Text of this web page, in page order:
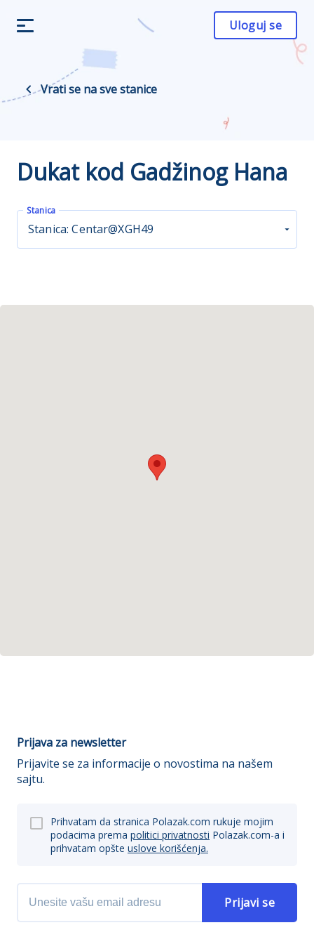
Uloguj se
Vrati se na sve stanice
Dukat kod Gadžinog Hana
Stanica
Stanica: Centar@XGH49
Prijava za newsletter
Prijavite se za informacije o novostima na našem
sajtu.
Prihvatam da stranica Polazak.com rukuje mojim
podacima prema politici privatnosti Polazak.com-a i
prihvatam opšte uslove korišćenja.
Prijavi se